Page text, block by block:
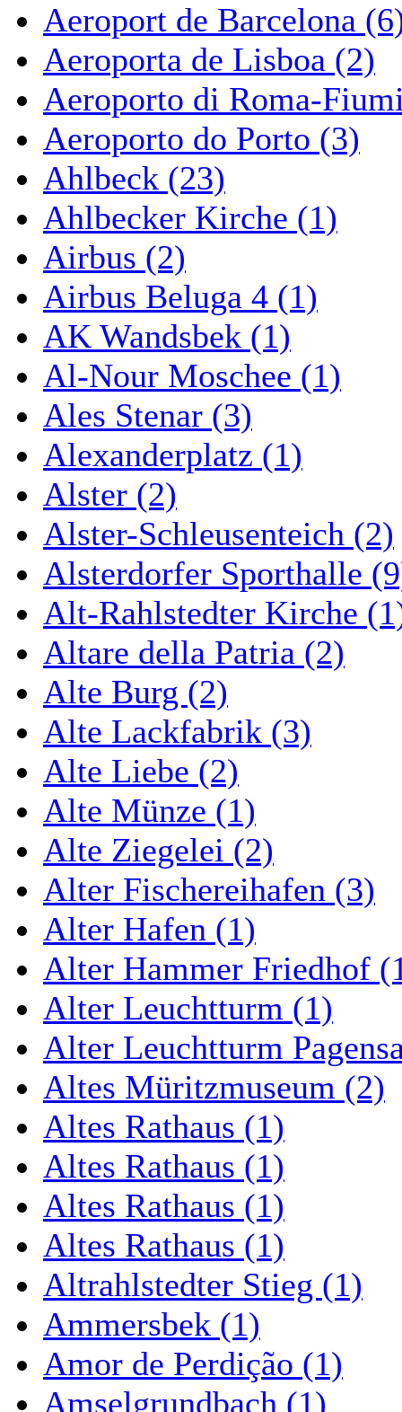
Aeroport de Barcelona
Aeroporta de Lisboa (2)
Aeroporto di Roma-
Aeroporto do Porto (3)
Ahlbeck (23)
Ahlbecker Kirche (1)
Airbus (2)
Airbus Beluga 4 (1)
AK Wandsbek (1)
Al-Nour Moschee (1)
Ales Stenar (3)
Alexanderplatz (1)
Alster (2)
Alster-Schleusenteich (2)
Alsterdorfer Sporthalle
Alt-Rahlstedter Kirche
Altare della Patria (2)
Alte Burg (2)
Alte Lackfabrik (3)
Alte Liebe (2)
Alte Münze (1)
Alte Ziegelei (2)
Alter Fischereihafen (3)
Alter Hafen (1)
Alter Hammer Friedhof
Alter Leuchtturm (1)
Alter Leuchtturm
Altes Müritzmuseum (2)
Altes Rathaus (1)
Altes Rathaus (1)
Altes Rathaus (1)
Altes Rathaus (1)
Altrahlstedter Stieg (1)
Ammersbek (1)
Amor de Perdição (1)
Amselgrundbach (1)